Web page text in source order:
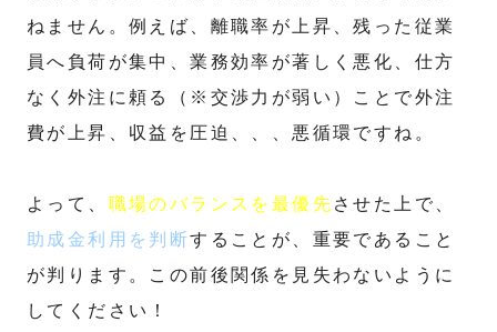
ねません。例えば、離職率が上昇、残った従業
員へ負荷が集中、業務効率が著しく悪化、仕方
なく外注に頼る（※交渉力が弱い）ことで外注
費が上昇、収益を圧迫、、、悪循環ですね。
よって、 職場のバランスを最優先 させた上で、
助成金利用を判断することが、重要であること
が判ります。この前後関係を見失わないように
してください！